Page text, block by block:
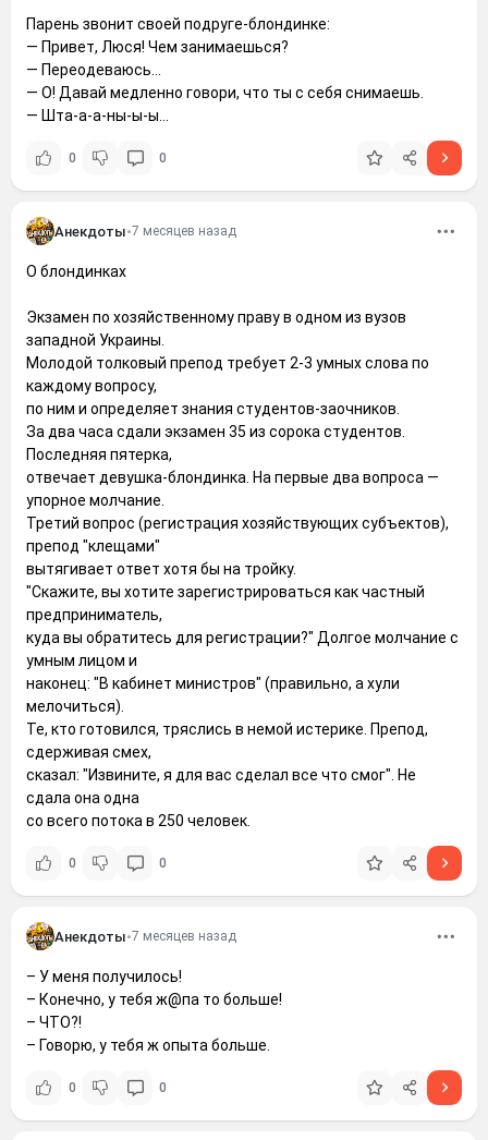
Парень звонит своей подруге-блондинке:
— Привет, Люся! Чем занимаешься?
— Переодеваюсь...
— О! Давай медленно говори, что ты с себя снимаешь.
— Шта-а-а-ны-ы-ы...
0 0
Анекдоты•7 месяцев назад
О блондинках
Экзамен по хозяйственному праву в одном из вузов
западной Украины.
Молодой толковый препод требует 2-3 умных слова по
каждому вопросу,
по ним и определяет знания студентов-заочников.
За два часа сдали экзамен 35 из сорока студентов.
Последняя пятерка,
отвечает девушка-блондинка. На первые два вопроса —
упорное молчание.
Третий вопрос (регистрация хозяйствующих субъектов),
препод "клещами"
вытягивает ответ хотя бы на тройку.
"Скажите, вы хотите зарегистрироваться как частный
предприниматель,
куда вы обратитесь для регистрации?" Долгое молчание с
умным лицом и
наконец: "В кабинет министров" (правильно, а хули
мелочиться).
Те, кто готовился, тряслись в немой истерике. Препод,
сдерживая смех,
сказал: "Извините, я для вас сделал все что смог". Не
сдала она одна
со всего потока в 250 человек.
0 0
Анекдоты•7 месяцев назад
– У меня получилось!
– Конечно, у тебя ж@па то больше!
– ЧТО?!
– Говорю, у тебя ж опыта больше.
0 0